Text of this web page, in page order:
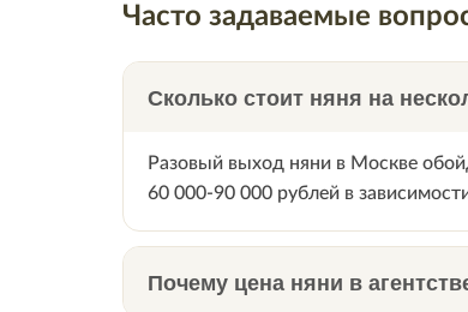
Часто задаваемые
Сколько стоит няня на
Разовый выход няни в Москве
60 000-90 000 рублей в
Почему цена няни в